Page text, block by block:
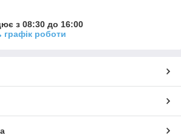
з 08:30 до 16:00
графік роботи